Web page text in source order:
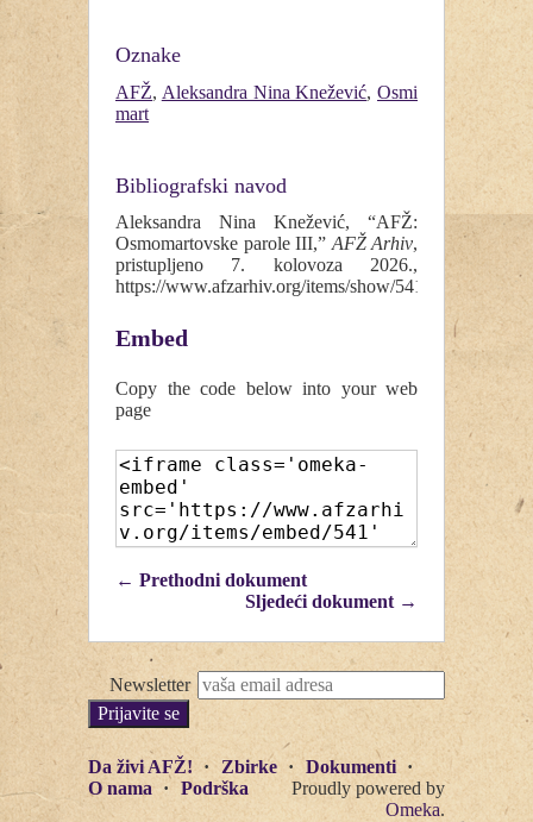
Oznake
AFŽ, Aleksandra Nina Knežević, Osmi
mart
Bibliografski navod
Aleksandra Nina Knežević, “AFŽ:
Osmomartovske parole III,”AFŽ Arhiv,
pristupljeno 7. kolovoza 2026.,
https://www.afzarhiv.org/items/show/541
Embed
Copy the code below into your web
page
← Prethodni dokument
Sljedeći dokument →
Newsletter
Da živi AFŽ! Zbirke
Dokumenti
O nama
Podrška
Proudly powered by
Omeka.